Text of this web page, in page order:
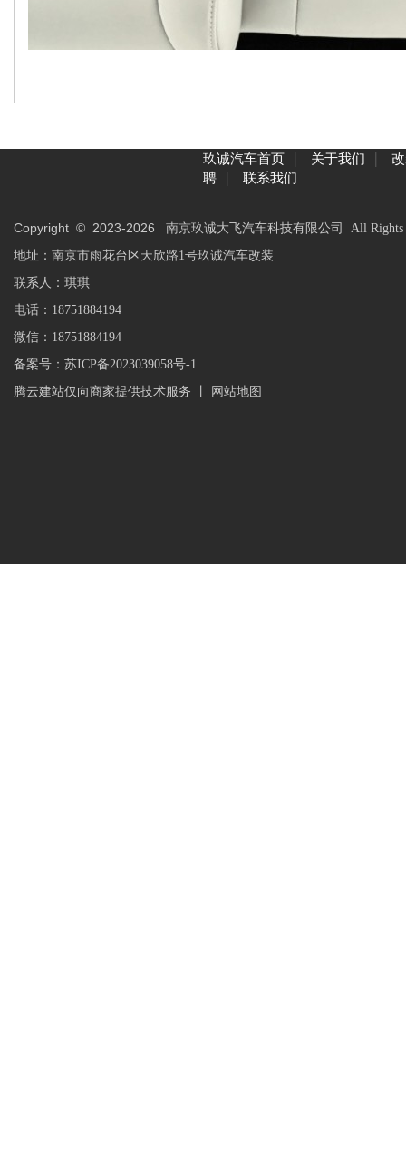
玖诚汽车首页 | 关于我们 |
聘
| 联系我们
Copyright © 2023-2026
南京玖诚大飞汽车科技有限公司 All Rights
地址：南京市雨花台区天欣路1号玖诚汽车改装
联系人：琪琪
电话：18751884194
微信：18751884194
备案号： 苏ICP备2023039058号-1
腾云建站仅向商家提供技术服务
网站地图